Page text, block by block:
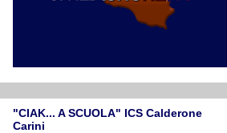
"CIAK... A SCUOLA" ICS Calderone
Carini